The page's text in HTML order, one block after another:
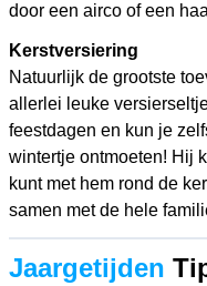
door een airco of een
Kerstversiering
Natuurlijk de grootste
allerlei leuke
feestdagen en kun je
wintertje ontmoeten! Hij
kunt met hem rond de
samen met de hele
Jaargetijden